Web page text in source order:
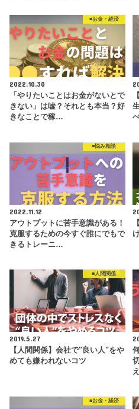
■お金・経済
2022.10.30
「やりたいことはお金がないとで
きない」は嘘？それとも本当？好
きなことで稼…
■悩み相談
2022.11.12
アウトプットに苦手意識がある！
克服するための今すぐ誰にでもで
きるトレーニ…
■人間関係
2019.5.27
【人間関係】会社で"良い人"をや
めても嫌われないコツ
■お金・経済